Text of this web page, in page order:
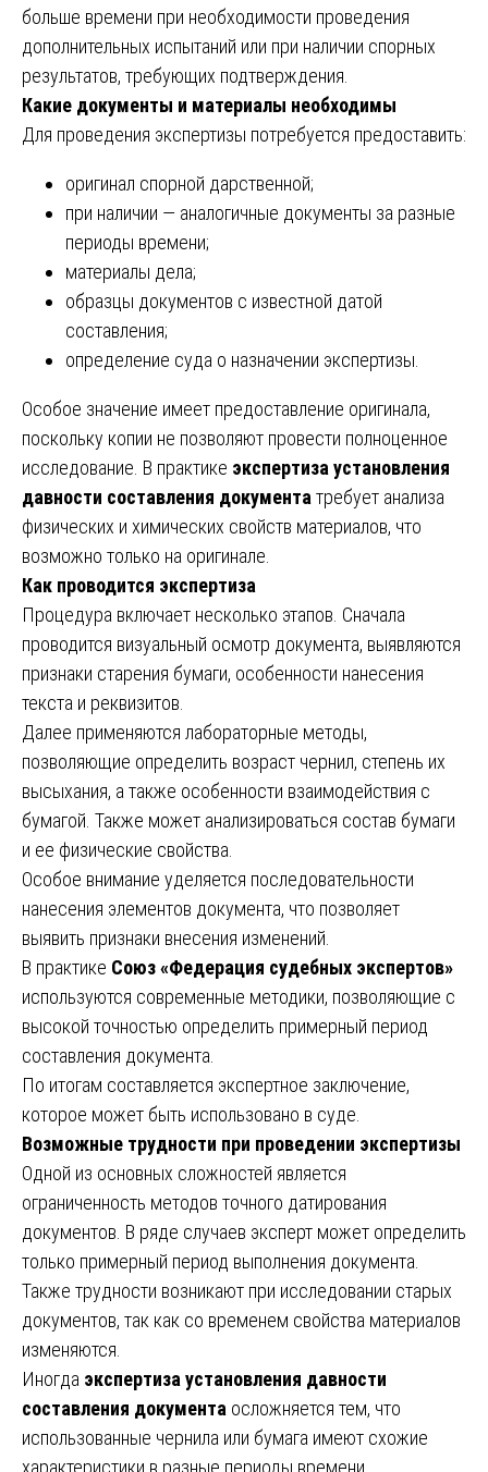
больше времени при необходимости проведения
дополнительных испытаний или при наличии спорных
результатов, требующих подтверждения.
Какие документы и материалы необходимы
Для проведения экспертизы потребуется предоставить:
оригинал спорной дарственной;
при наличии — аналогичные документы за разные
периоды времени;
материалы дела;
образцы документов с известной датой
составления;
определение суда о назначении экспертизы.
Особое значение имеет предоставление оригинала,
поскольку копии не позволяют провести полноценное
исследование. В практике экспертиза установления
давности составления документа требует анализа
физических и химических свойств материалов, что
возможно только на оригинале.
Как проводится экспертиза
Процедура включает несколько этапов. Сначала
проводится визуальный осмотр документа, выявляются
признаки старения бумаги, особенности нанесения
текста и реквизитов.
Далее применяются лабораторные методы,
позволяющие определить возраст чернил, степень их
высыхания, а также особенности взаимодействия с
бумагой. Также может анализироваться состав бумаги
и ее физические свойства.
Особое внимание уделяется последовательности
нанесения элементов документа, что позволяет
выявить признаки внесения изменений.
В практике Союз «Федерация судебных экспертов»
используются современные методики, позволяющие с
высокой точностью определить примерный период
составления документа.
По итогам составляется экспертное заключение,
которое может быть использовано в суде.
Возможные трудности при проведении экспертизы
Одной из основных сложностей является
ограниченность методов точного датирования
документов. В ряде случаев эксперт может определить
только примерный период выполнения документа.
Также трудности возникают при исследовании старых
документов, так как со временем свойства материалов
изменяются.
Иногда экспертиза установления давности
составления документа осложняется тем, что
использованные чернила или бумага имеют схожие
характеристики в разные периоды времени.